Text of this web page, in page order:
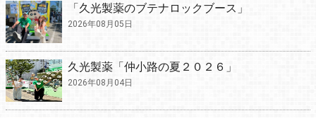
「久光製薬のブテナロックブース」
2026年08月05日
久光製薬「仲小路の夏２０２６」
2026年08月04日